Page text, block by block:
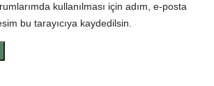
kullanılması için adım, e-posta
bu tarayıcıya kaydedilsin.